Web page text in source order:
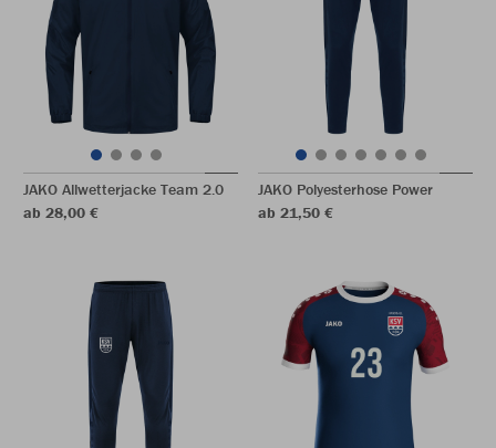
JAKO Allwetterjacke Team 2.0
ab 28,00 €
JAKO Polyesterhose Power
ab 21,50 €